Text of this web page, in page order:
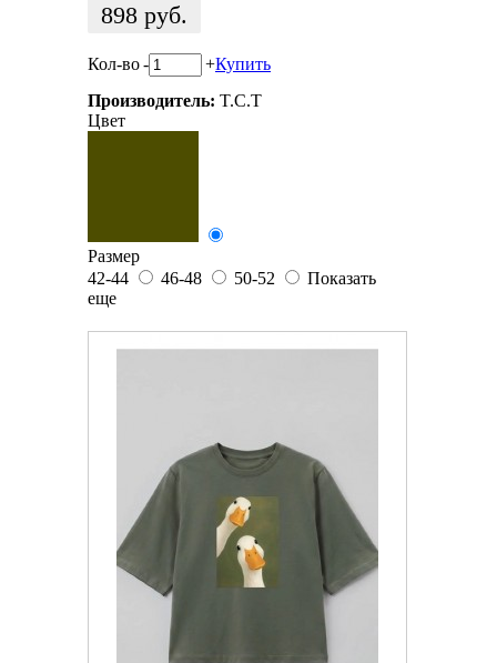
898 руб.
Кол-во- +Купить
Производитель: T.C.T
Цвет
Размер
42-44
46-48 50-52
Показать
еще